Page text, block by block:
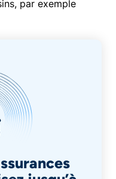
par exemple